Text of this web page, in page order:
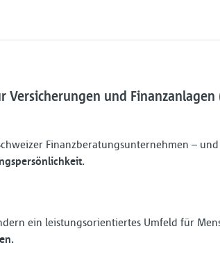
Versicherungen und
Finanzberatungsunternehmen –
ein leistungsorientiertes Umfeld für